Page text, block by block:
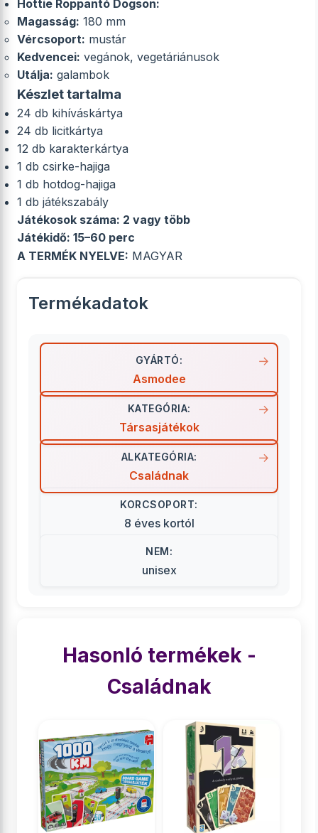
Hottie Roppantó Dogson:
Magasság: 180 mm
Vércsoport: mustár
Kedvencei: vegánok, vegetáriánusok
Utálja: galambok
Készlet tartalma
24 db kihíváskártya
24 db licitkártya
12 db karakterkártya
1 db csirke-hajiga
1 db hotdog-hajiga
1 db játékszabály
Játékosok száma: 2 vagy több
Játékidő: 15–60 perc
A TERMÉK NYELVE: MAGYAR
Termékadatok
GYÁRTÓ:
Asmodee
KATEGÓRIA:
Társasjátékok
ALKATEGÓRIA:
Családnak
KORCSOPORT:
8 éves kortól
NEM:
unisex
Hasonló termékek -
Családnak